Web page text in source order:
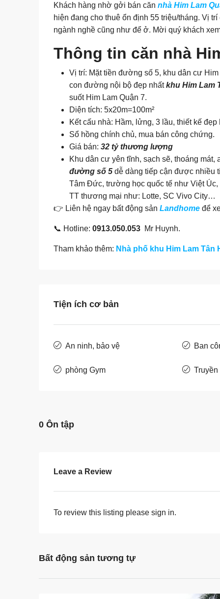
Khách hàng nhờ gởi bán căn nhà Him Lam
hiện đang cho thuê ổn định 55 triệu/tháng. Vị
ngành nghề cũng như để ở. Mời quý khách
Thông tin căn nhà
Vị trí: Mặt tiền đường số 5, khu dân cư
con đường nội bộ đẹp nhấtkhu Him Lam
suốt Him Lam Quận 7.
Diện tích: 5x20m=100m²
Kết cấu nhà: Hầm, lửng, 3 lầu, thiết kế
Sổ hồng chính chủ, mua bán công chứng.
Giá bán: 32 tỷ thương lượng
Khu dân cư yên tĩnh, sạch sẽ, thoáng
đường số 5 dễ dàng tiếp cận được nhiều
Tâm Đức, trường học quốc tế như Việt
TT thương mại như: Lotte, SC Vivo City…
👉 Liên hệ ngay bất động sản Landhome để
📞 Hotline: 0913.050.053 Mr Huynh.
Tham khảo thêm: Nhà phố khu Him Lam Tân
Tiện ích cơ bản
An ninh, bảo vệ Ban
phòng Gym
0 Ôn tập
Leave a Review
To review this listing please sign in.
Bất động sản tương tự